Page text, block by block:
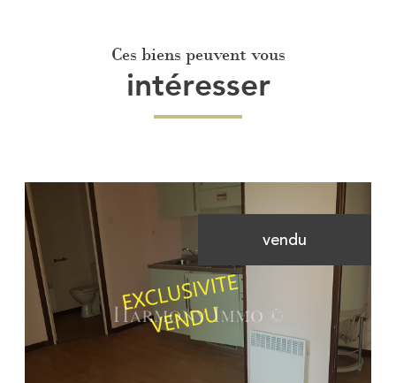
Ces biens peuvent vous
intéresser
vendu
Voir le bien